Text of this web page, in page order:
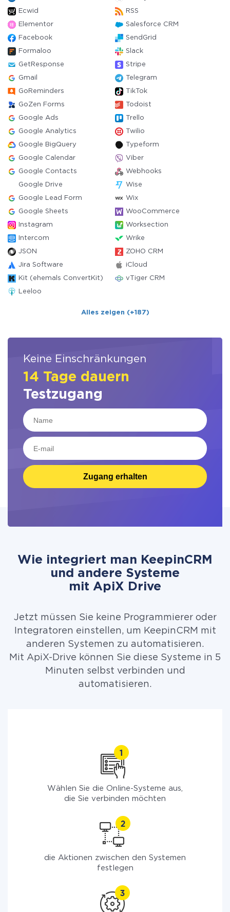
Ecwid RSS
Elementor Salesforce CRM
Facebook SendGrid
Formaloo Slack
GetResponse Stripe
Gmail Telegram
GoReminders TikTok
GoZen Forms Todoist
Google Ads Trello
Google Analytics Twilio
Google BigQuery Typeform
Google Calendar Viber
Google Contacts Webhooks
Google Drive Wise
Google Lead Form Wix
Google Sheets WooCommerce
Instagram Worksection
Intercom Wrike
JSON ZOHO CRM
Jira Software iCloud
Kit (ehemals ConvertKit) vTiger CRM
Leeloo
Alles zeigen (+187)
Keine Einschränkungen
14 Tage dauern
Testzugang
Zugang erhalten
Wie integriert man KeepinCRM
und andere Systeme
mit ApiX Drive
Jetzt müssen Sie keine Programmierer oder
Integratoren einstellen, um KeepinCRM mit
anderen Systemen zu automatisieren.
Mit ApiX-Drive können Sie diese Systeme in 5
Minuten selbst verbinden und
automatisieren.
Wählen Sie die Online-Systeme aus,
die Sie verbinden möchten
die Aktionen zwischen den Systemen
festlegen